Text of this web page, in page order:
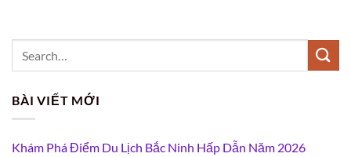
BÀI VIẾT MỚI
Khám Phá Điểm Du Lịch Bắc Ninh Hấp Dẫn Năm 2026